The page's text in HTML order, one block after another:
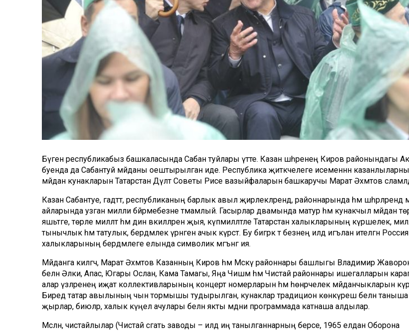
Бүген республикабыз башкаласында Сабан туйлары үтте. Казан шәһәренең Киров районындагы
буенда да Сабантуй мәйданы оештырылган иде. Республика җитәкчелеге исеменнән казанлыларны
мәйдан кунакларын Татарстан Дәүләт Советы Рәисе вазыйфаларын башкаручы Марат Әхмәтов
Казан Сабантуе, гадәттә, республиканың барлык авыл җирлекләрендә, районнарында һәм
айларында узган милли бәйрәмебезне тәмамлый. Гасырлар дәвамында матур һәм кунакчыл мәйдан
яшьтәге, төрле милләт һәм дин вәкилләрен җыя, күпмилләтле Татарстан халыкларының күршелек,
тынычлык һәм татулык, бердәмлек үрнәген ачык күрсәтә. Бу бигрәк тә безнең илдә игълан ителгән Россия
халыкларының бердәмлеге елында символик мәгънәгә ия.
Мәйданга килгәч, Марат Әхмәтов Казанның Киров һәм Мәскәү районнары башлыгы Владимир
белән Әлки, Апас, Югары Ослан, Кама Тамагы, Яңа Чишмә һәм Чистай районнары ишегалларын
алар үзләренең иҗат коллективларының концерт номерларын һәм һөнәрчелек мәйданчыкларын
Биредә татар авылының чын тормышы тудырылган, кунаклар традицион көнкүреш белән таныша
җырлар, биюләр, халык күңел ачулары белән якты мәдәни программада катнаша алдылар.
Мәсәлән, чистайлылар (Чистай сәгать заводы – илдә иң танылганнарның берсе, 1965 елдан Оборона